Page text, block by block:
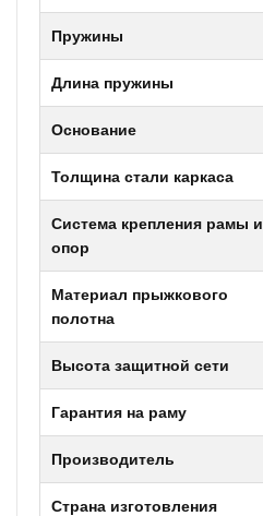
Пружины
Длина пружины
Основание
Толщина стали каркаса
Система крепления рамы и
опор
Материал прыжкового
полотна
Высота защитной сети
Гарантия на раму
Производитель
Страна изготовления